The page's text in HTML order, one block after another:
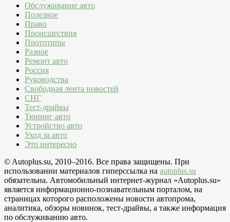
Обслуживание авто
Полезное
Право
Происшествия
Прототипы
Разное
Ремонт авто
Россия
Руководства
Свободная лента новостей
СНГ
Тест-драйвы
Тюнинг авто
Устройство авто
Уход за авто
Это интересно
© Autoplus.su, 2010–2016. Все права защищены. При
использовании материалов гиперссылка на autoplus.su
обязательна. Автомобильный интернет-журнал «Autoplus.su»
является информационно-познавательным порталом, на
страницах которого расположены новости автопрома,
аналитика, обзоры новинок, тест-драйвы, а также информация
по обслуживанию авто.